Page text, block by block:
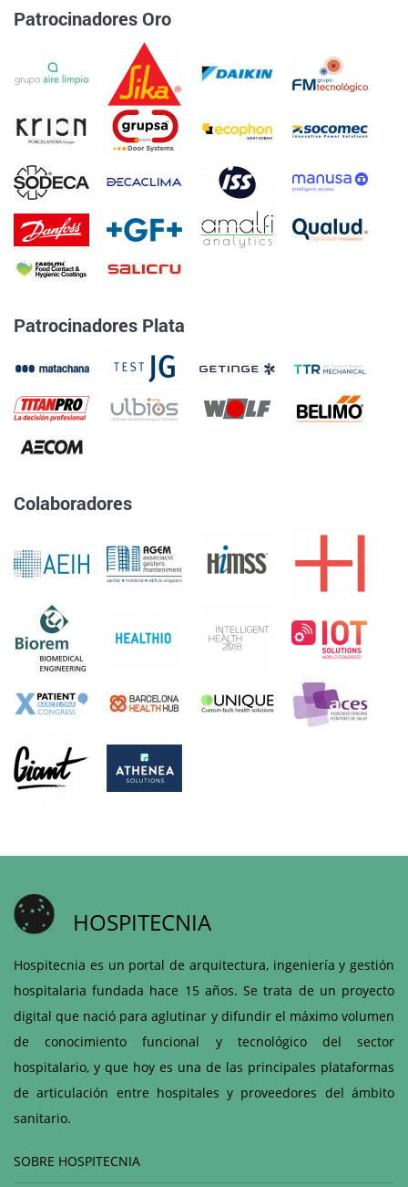
Patrocinadores Oro
Patrocinadores Plata
Colaboradores
HOSPITECNIA
Hospitecnia es un portal de arquitectura, ingeniería y gestión
hospitalaria fundada hace 15 años. Se trata de un proyecto
digital que nació para aglutinar y difundir el máximo volumen
de conocimiento funcional y tecnológico del sector
hospitalario, y que hoy es una de las principales plataformas
de articulación entre hospitales y proveedores del ámbito
sanitario.
SOBRE HOSPITECNIA